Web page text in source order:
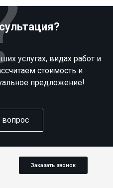
услугах, видах работ и
стоимость и
предложение!
вопрос
Заказать звонок